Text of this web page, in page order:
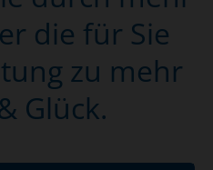
die für Sie
zu mehr
Glück.